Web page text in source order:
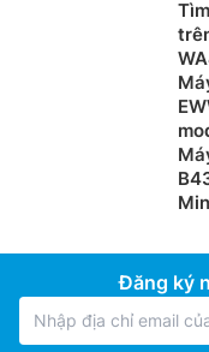
Đăng ký